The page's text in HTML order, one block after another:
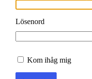
Lösenord
Kom ihåg mig